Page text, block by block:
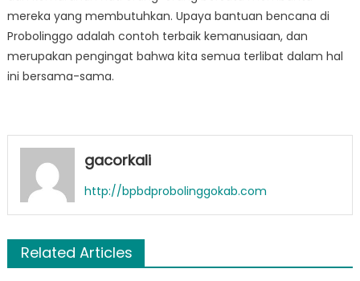
mereka yang membutuhkan. Upaya bantuan bencana di
Probolinggo adalah contoh terbaik kemanusiaan, dan
merupakan pengingat bahwa kita semua terlibat dalam hal
ini bersama-sama.
gacorkali
http://bpbdprobolinggokab.com
Related Articles